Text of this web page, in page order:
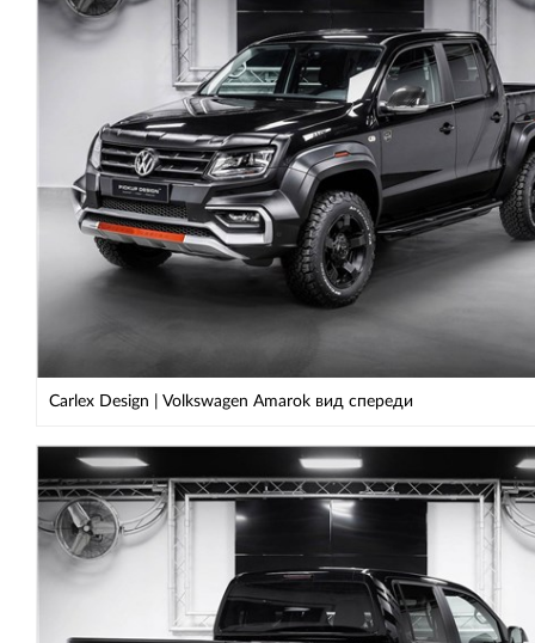
Carlex Design | Volkswagen Amarok вид спереди